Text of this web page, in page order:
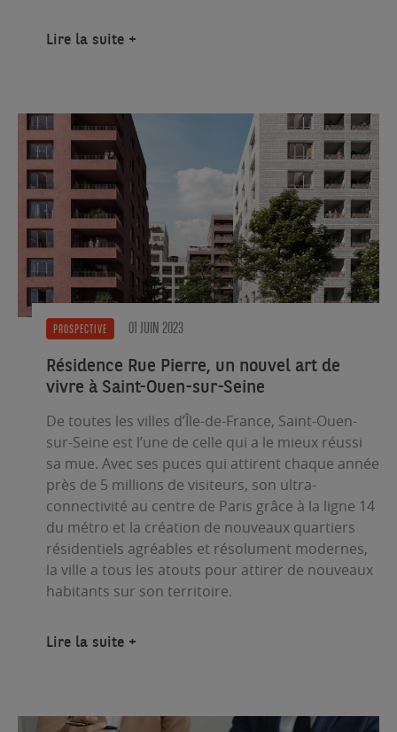
Lire la suite
PROSPECTIVE 01 JUIN 2023
Résidence Rue Pierre, un nouvel art de
vivre à Saint-Ouen-sur-Seine
De toutes les villes d’Île-de-France, Saint-Ouen-
sur-Seine est l’une de celle qui a le mieux réussi
sa mue. Avec ses puces qui attirent chaque année
près de 5 millions de visiteurs, son ultra-
connectivité au centre de Paris grâce à la ligne 14
du métro et la création de nouveaux quartiers
résidentiels agréables et résolument modernes,
la ville a tous les atouts pour attirer de nouveaux
habitants sur son territoire.
Lire la suite